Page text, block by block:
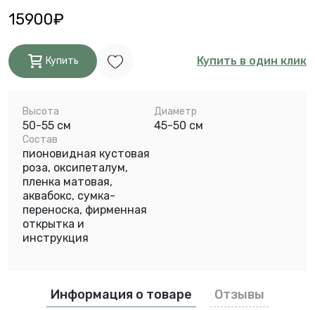
15900₽
Купить Купить в один клик
Высота
50-55 см
Диаметр
45-50 см
Состав
пионовидная кустовая
роза, оксипеталум,
пленка матовая,
аквабокс, сумка-
переноска, фирменная
открытка и
инструкция
Информация о товаре Отзывы